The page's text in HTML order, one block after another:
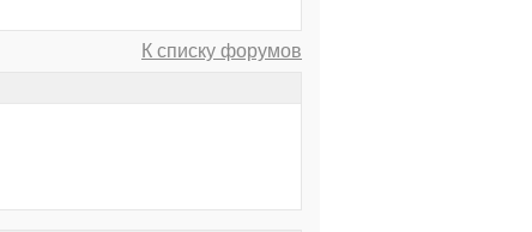
К списку форумов